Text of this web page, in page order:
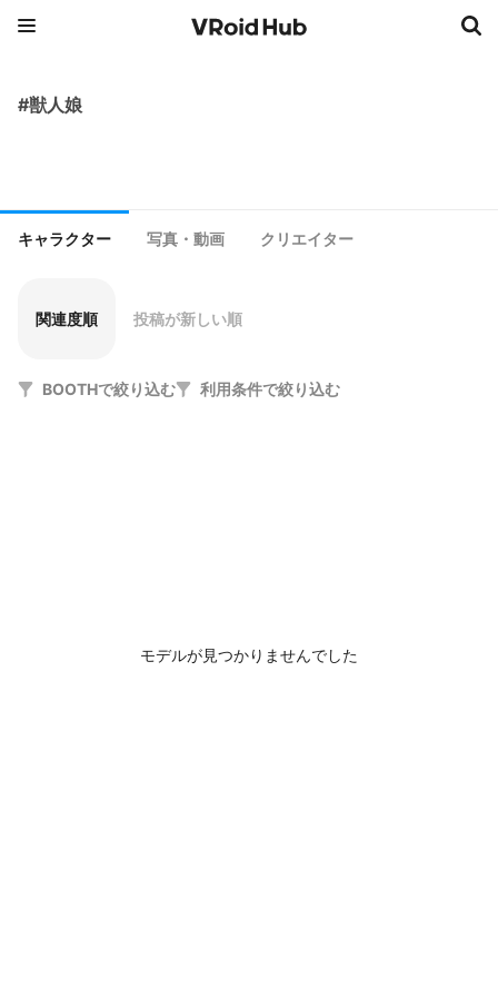
#獣人娘
キャラクター 写真・動画 クリエイター
関連度順 投稿が新しい順
BOOTHで絞り込む 利用条件で絞り込む
モデルが見つかりませんでした